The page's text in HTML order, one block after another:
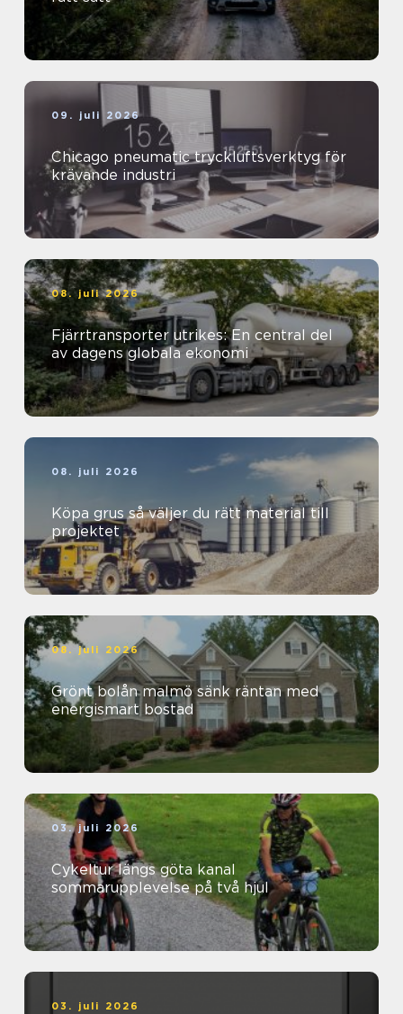
09. juli 2026
Chicago pneumatic tryckluftsverktyg för
krävande industri
08. juli 2026
Fjärrtransporter utrikes: En central del
av dagens globala ekonomi
08. juli 2026
Köpa grus så väljer du rätt material till
projektet
08. juli 2026
Grönt bolån malmö sänk räntan med
energismart bostad
03. juli 2026
Cykeltur längs göta kanal
sommarupplevelse på två hjul
03. juli 2026